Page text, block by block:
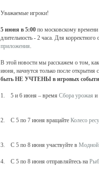
Уважаемые игроки!
5 июня в 5:00 по московскому времени
длительность - 2 часа. Для
приложения.
В этой новости мы расскажем о том,
июня, начнутся только после открытия
быть НЕ УЧТЕНЫ в игровых
1. 5 и 6 июня – время Сбора урожая и
2. С 5 по 7 июня вращайте Колесо
3. С 5 по 8 июня участвуйте в Модной
4. С 5 по 8 июня отправляйтесь на